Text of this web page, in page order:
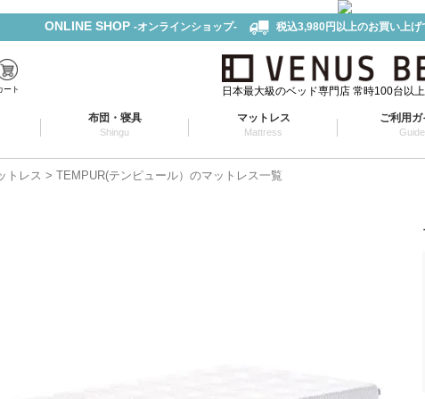
ONLINE SHOP -オンラインショップ- 税込3,980円以上のお買い上げ
ート 日本最大級のベッド専門店 常時100台以
布団・寝具
Shingu
マットレス
Mattress
ご利用ガ
Guide
トレス TEMPUR(テンピュール）のマットレス一覧